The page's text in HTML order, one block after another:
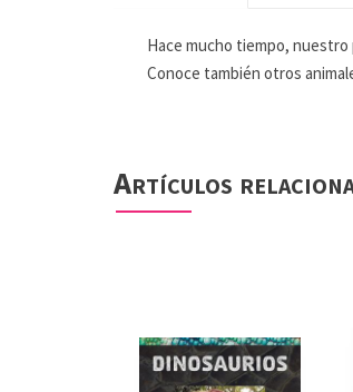
Hace mucho tiempo,
Conoce también otros
Artículos